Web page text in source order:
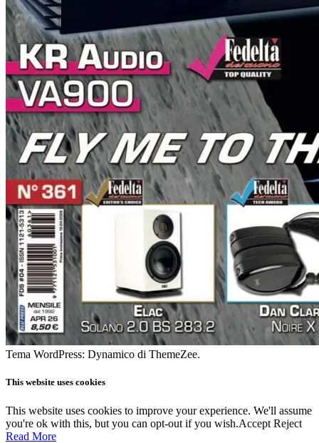
Tema WordPress: Dynamico di ThemeZee.
This website uses cookies
This website uses cookies to improve your experience. We'll assume
you're ok with this, but you can opt-out if you wish.Accept Reject
Read More